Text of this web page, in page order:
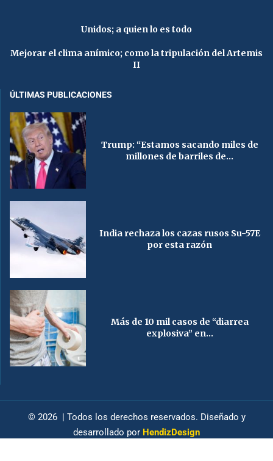
Unidos; a quien lo es todo
Mejorar el clima anímico; como la tripulación del Artemis
II
ÚLTIMAS PUBLICACIONES
Trump: “Estamos sacando miles de
millones de barriles de...
India rechaza los cazas rusos Su-57E
por esta razón
Más de 10 mil casos de “diarrea
explosiva” en...
© 2026 | Todos los derechos reservados. Diseñado y
desarrollado por HendizDesign